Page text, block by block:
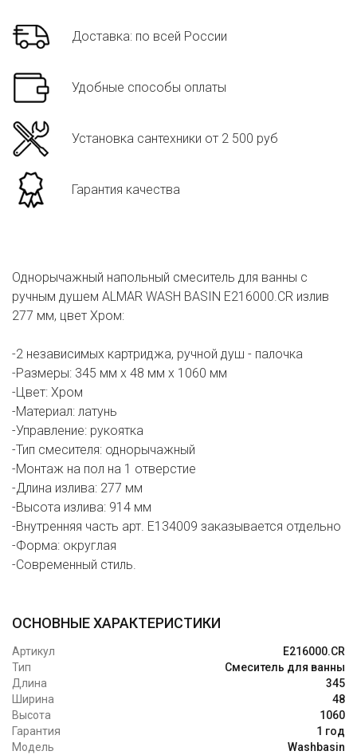
Доставка: по всей России
Удобные способы оплаты
Установка сантехники от 2 500 руб
Гарантия качества
Однорычажный напольный смеситель для ванны с
ручным душем ALMAR WASH BASIN E216000.CR излив
277 мм, цвет Хром:
-2 независимых картриджа, ручной душ - палочка
-Размеры: 345 мм х 48 мм х 1060 мм
-Цвет: Хром
-Материал: латунь
-Управление: рукоятка
-Тип смесителя: однорычажный
-Монтаж на пол на 1 отверстие
-Длина излива: 277 мм
-Высота излива: 914 мм
-Внутренняя часть арт. E134009 заказывается отдельно
-Форма: округлая
-Современный стиль.
ОСНОВНЫЕ ХАРАКТЕРИСТИКИ
Артикул
E216000.CR
Тип
Смеситель для ванны
Длина
345
Ширина
48
Высота
1060
Гарантия
1 год
Модель
Washbasin